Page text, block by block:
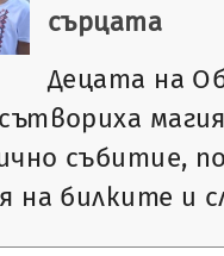
сърцата
Децата на
събитие,
на билките и